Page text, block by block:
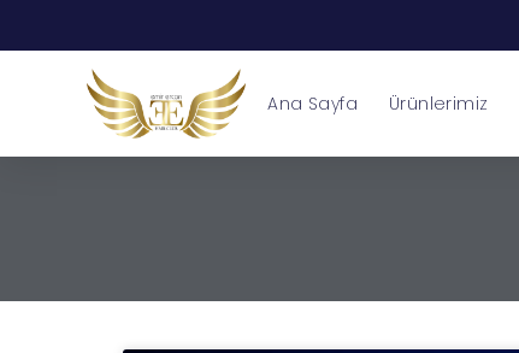
Ana Sayfa Ürünlerimiz